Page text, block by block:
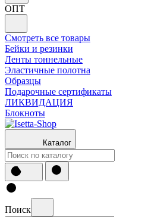
ОПТ
Смотреть все товары
Бейки и резинки
Ленты тоннельные
Эластичные полотна
Образцы
Подарочные сертификаты
ЛИКВИДАЦИЯ
Блокноты
Каталог
Поиск